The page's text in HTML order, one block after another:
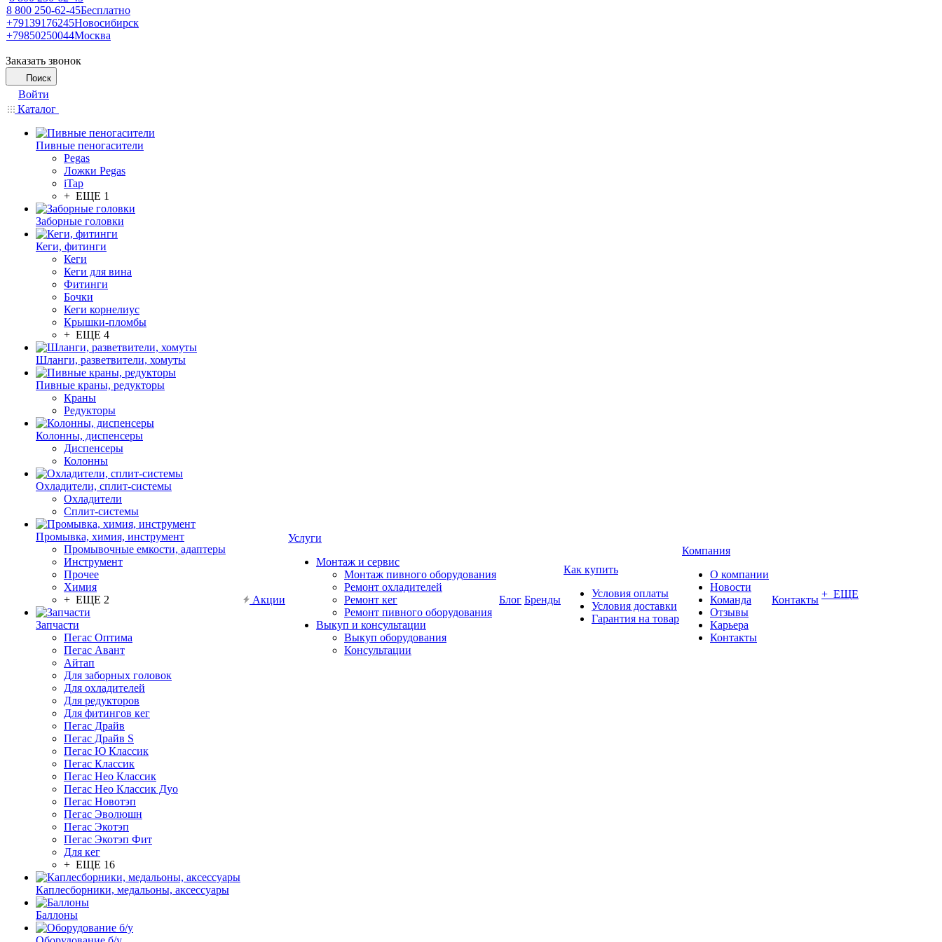
8 800 250-62-45Бесплатно
+79139176245Новосибирск
+79850250044Москва
Заказать звонок
Поиск
Войти
Каталог
Пивные пеногасители
Pegas
Ложки Pegas
iTap
+ ЕЩЕ 1
Заборные головки
Кеги, фитинги
Кеги
Кеги для вина
Фитинги
Бочки
Кеги корнелиус
Крышки-пломбы
+ ЕЩЕ 4
Шланги, разветвители, хомуты
Пивные краны, редукторы
Краны
Редукторы
Колонны, диспенсеры
Диспенсеры
Колонны
Охладители, сплит-системы
Охладители
Сплит-системы
Промывка, химия, инструмент
Промывочные емкости, адаптеры
Инструмент
Прочее
Химия
+ ЕЩЕ 2
Запчасти
Пегас Оптима
Пегас Авант
Айтап
Для заборных головок
Для охладителей
Для редукторов
Для фитингов кег
Пегас Драйв
Пегас Драйв S
Пегас Ю Классик
Пегас Классик
Пегас Нео Классик
Пегас Нео Классик Дуо
Пегас Новотэп
Пегас Эволюшн
Пегас Экотэп
Пегас Экотэп Фит
Для кег
+ ЕЩЕ 16
Каплесборники, медальоны, аксессуары
Баллоны
Акции
Услуги
Монтаж и сервис
Монтаж пивного оборудования
Ремонт охладителей
Ремонт кег
Ремонт пивного оборудования
Выкуп и консультации
Выкуп оборудования
Консультации
Блог Бренды
Как купить
Условия оплаты
Условия доставки
Гарантия на товар
Компания
О компании
Новости
Команда
Отзывы
Карьера
Контакты
Контакты + ЕЩЕ